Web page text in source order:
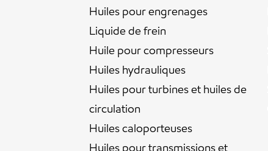
Huiles pour engrenages
Liquide de frein
Huile pour compresseurs
Huiles hydrauliques
Huiles pour turbines et huiles de
circulation
Huiles caloporteuses
Huiles pour transmissions et